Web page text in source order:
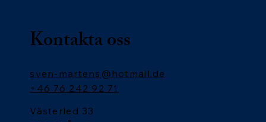
Kontakta oss
sven-martens@hotmail.de
+46 76 242 92 71
Västerled 33